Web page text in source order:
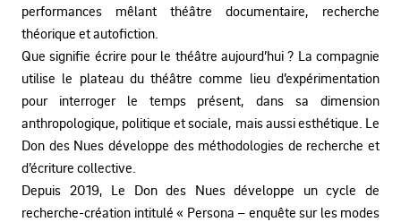
performances mêlant théâtre documentaire, recherche
théorique et autofiction.
Que signifie écrire pour le théâtre aujourd’hui ? La compagnie
utilise le plateau du théâtre comme lieu d’expérimentation
pour interroger le temps présent, dans sa dimension
anthropologique, politique et sociale, mais aussi esthétique. Le
Don des Nues développe des méthodologies de recherche et
d’écriture collective.
Depuis 2019, Le Don des Nues développe un cycle de
recherche-création intitulé « Persona – enquête sur les modes